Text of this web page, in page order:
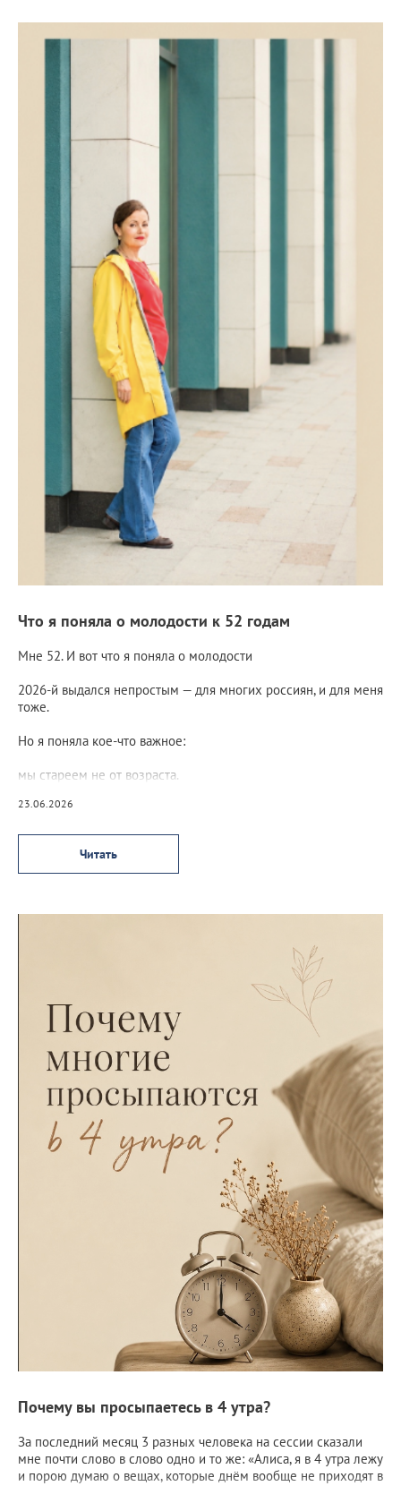
Что я поняла о молодости к 52 годам
Мне 52. И вот что я поняла о молодости
2026-й выдался непростым — для многих россиян, и для меня
тоже.
Но я поняла кое-что важное:
мы стареем не от возраста.
23.06.2026
Читать
Почему вы просыпаетесь в 4 утра?
За последний месяц 3 разных человека на сессии сказали
мне почти слово в слово одно и то же: «Алиса, я в 4 утра лежу
и порою думаю о вещах, которые днём вообще не приходят в